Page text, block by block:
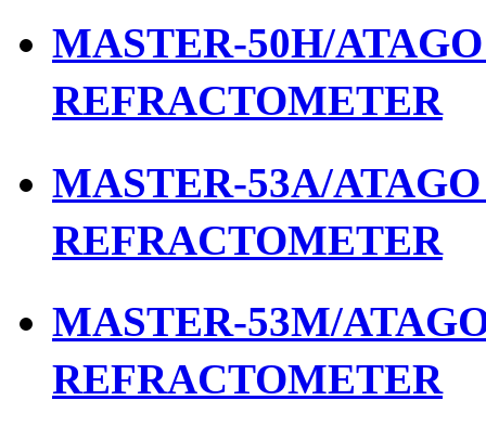
MASTER-50H/
REFRACTOMETER
MASTER-53A/
REFRACTOMETER
MASTER-53M/
REFRACTOMETER